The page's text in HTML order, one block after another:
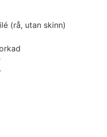
(rå, utan skinn)